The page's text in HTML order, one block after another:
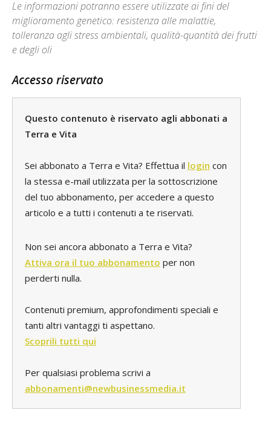
Le informazioni potranno essere utilizzate ai fini del
miglioramento genetico: resistenza alle malattie,
tolleranza agli stress ambientali, qualità-quantità dei frutti
e degli oli
Accesso riservato
Questo contenuto è riservato agli abbonati a
Terra e Vita
Sei abbonato a Terra e Vita? Effettua il login con
la stessa e-mail utilizzata per la sottoscrizione
del tuo abbonamento, per accedere a questo
articolo e a tutti i contenuti a te riservati.
Non sei ancora abbonato a Terra e Vita?
Attiva ora il tuo abbonamento per non
perderti nulla.
Contenuti premium, approfondimenti speciali e
tanti altri vantaggi ti aspettano.
Scoprili tutti qui
Per qualsiasi problema scrivi a
abbonamenti@newbusinessmedia.it